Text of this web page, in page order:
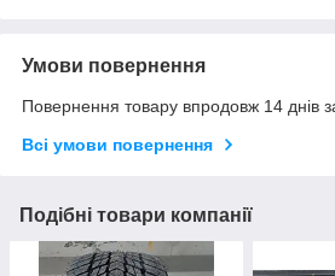
Умови повернення
Повернення товару впродовж 14 днів
Всі умови повернення
Подібні товари компанії